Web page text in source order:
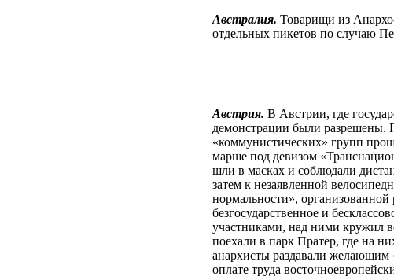
Австралия. Товарищи из
отдельных пикетов по случаю
Австрия. В Австрии, где
демонстрации были
«коммунистических» групп
марше под девизом
шли в масках и соблюдали
затем к незаявленной
нормальности»,
безгосударственное и
участниками, над ними кружил
поехали в парк Пратер, где на
анархисты раздавали желающим
оплате труда